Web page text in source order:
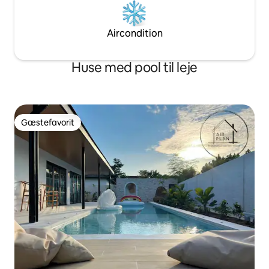
Aircondition
Huse med pool til leje
Gæstefavorit
Gæstefavorit